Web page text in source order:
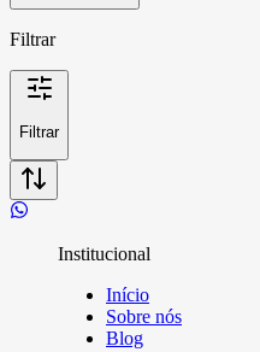
Filtrar
Filtrar
Institucional
Início
Sobre nós
Blog